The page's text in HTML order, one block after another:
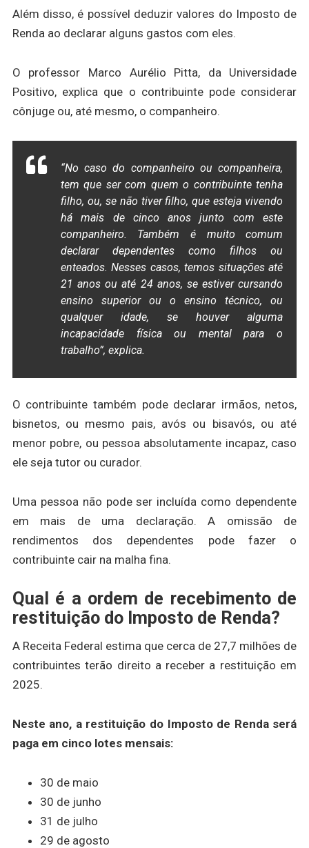
Além disso, é possível deduzir valores do Imposto de
Renda ao declarar alguns gastos com eles.
O professor Marco Aurélio Pitta, da Universidade
Positivo, explica que o contribuinte pode considerar
cônjuge ou, até mesmo, o companheiro.
“No caso do companheiro ou companheira,
tem que ser com quem o contribuinte tenha
filho, ou, se não tiver filho, que esteja vivendo
há mais de cinco anos junto com este
companheiro. Também é muito comum
declarar dependentes como filhos ou
enteados. Nesses casos, temos situações até
21 anos ou até 24 anos, se estiver cursando
ensino superior ou o ensino técnico, ou
qualquer idade, se houver alguma
incapacidade física ou mental para o
trabalho”, explica.
O contribuinte também pode declarar irmãos, netos,
bisnetos, ou mesmo pais, avós ou bisavós, ou até
menor pobre, ou pessoa absolutamente incapaz, caso
ele seja tutor ou curador.
Uma pessoa não pode ser incluída como dependente
em mais de uma declaração. A omissão de
rendimentos dos dependentes pode fazer o
contribuinte cair na malha fina.
Qual é a ordem de recebimento de
restituição do Imposto de Renda?
A Receita Federal estima que cerca de 27,7 milhões de
contribuintes terão direito a receber a restituição em
2025.
Neste ano, a restituição do Imposto de Renda será
paga em cinco lotes mensais:
30 de maio
30 de junho
31 de julho
29 de agosto